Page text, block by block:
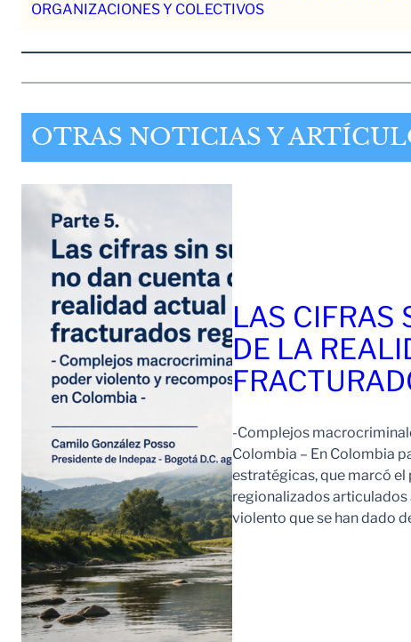
ORGANIZACIONES Y COLECTIVOS
OTRAS NOTICIAS Y
LAS CIFRAS
DE LA
-Complejos
Colombia – En Colombia
estratégicas, que marcó
regionalizados
violento que se han dado